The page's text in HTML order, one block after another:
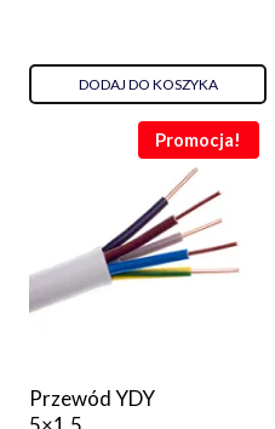
4,97 zł.4,30 zł.
DODAJ DO KOSZYKA
Promocja!
Przewód YDY